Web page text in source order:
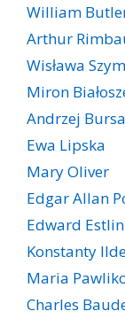
William
Arthur
Wisława
Miron
Andrzej Bursa
Ewa Lipska
Mary Oliver
Edgar Allan
Edward
Konstanty
Maria
Charles